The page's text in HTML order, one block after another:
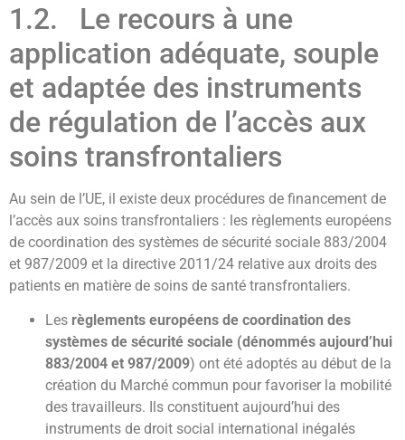
1.2. Le recours à une
application adéquate, souple
et adaptée des instruments
de régulation de l’accès aux
soins transfrontaliers
Au sein de l’UE, il existe deux procédures de financement de
l’accès aux soins transfrontaliers : les règlements européens
de coordination des systèmes de sécurité sociale 883/2004
et 987/2009 et la directive 2011/24 relative aux droits des
patients en matière de soins de santé transfrontaliers.
Les règlements européens de coordination des
systèmes de sécurité sociale (dénommés aujourd’hui
883/2004 et 987/2009) ont été adoptés au début de la
création du Marché commun pour favoriser la mobilité
des travailleurs. Ils constituent aujourd’hui des
instruments de droit social international inégalés